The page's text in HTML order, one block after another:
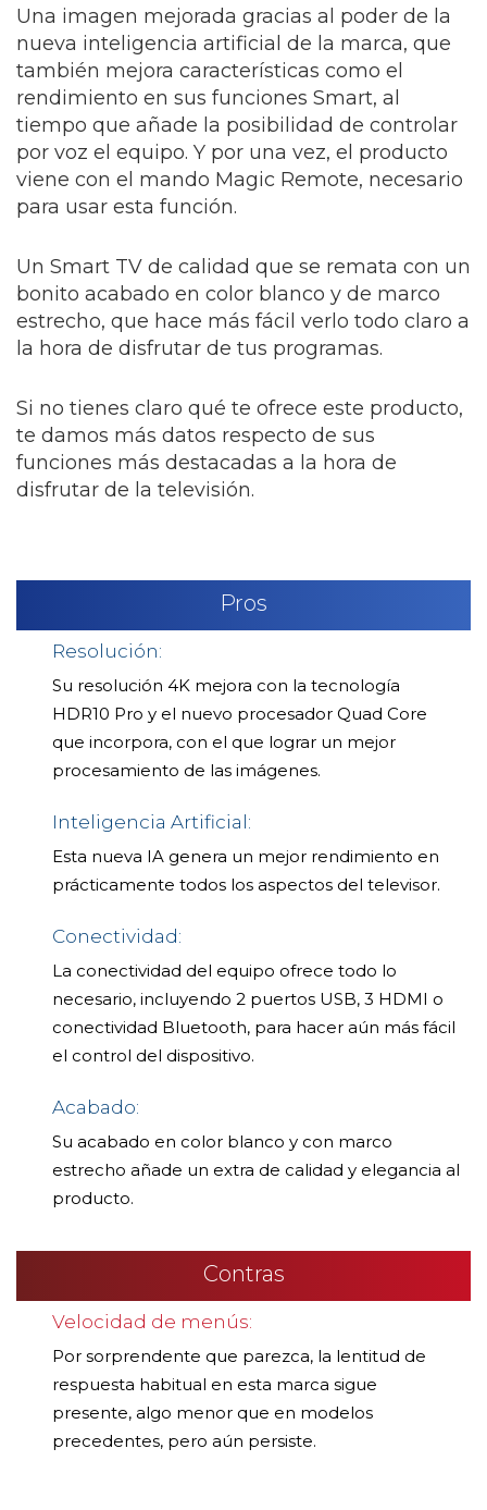
Una imagen mejorada gracias al poder de la
nueva inteligencia artificial de la marca, que
también mejora características como el
rendimiento en sus funciones Smart, al
tiempo que añade la posibilidad de controlar
por voz el equipo. Y por una vez, el producto
viene con el mando Magic Remote, necesario
para usar esta función.
Un Smart TV de calidad que se remata con un
bonito acabado en color blanco y de marco
estrecho, que hace más fácil verlo todo claro a
la hora de disfrutar de tus programas.
Si no tienes claro qué te ofrece este producto,
te damos más datos respecto de sus
funciones más destacadas a la hora de
disfrutar de la televisión.
Pros
Resolución:
Su resolución 4K mejora con la tecnología
HDR10 Pro y el nuevo procesador Quad Core
que incorpora, con el que lograr un mejor
procesamiento de las imágenes.
Inteligencia Artificial:
Esta nueva IA genera un mejor rendimiento en
prácticamente todos los aspectos del televisor.
Conectividad:
La conectividad del equipo ofrece todo lo
necesario, incluyendo 2 puertos USB, 3 HDMI o
conectividad Bluetooth, para hacer aún más fácil
el control del dispositivo.
Acabado:
Su acabado en color blanco y con marco
estrecho añade un extra de calidad y elegancia al
producto.
Contras
Velocidad de menús:
Por sorprendente que parezca, la lentitud de
respuesta habitual en esta marca sigue
presente, algo menor que en modelos
precedentes, pero aún persiste.